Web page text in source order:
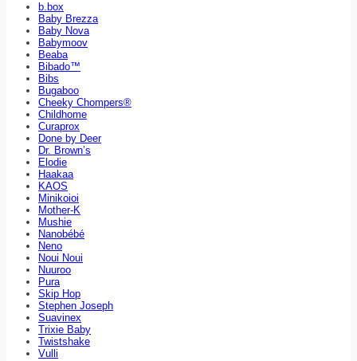
b.box
Baby Brezza
Baby Nova
Babymoov
Beaba
Bibado™
Bibs
Bugaboo
Cheeky Chompers®
Childhome
Curaprox
Done by Deer
Dr. Brown’s
Elodie
Haakaa
KAOS
Minikoioi
Mother-K
Mushie
Nanobébé
Neno
Noui Noui
Nuuroo
Pura
Skip Hop
Stephen Joseph
Suavinex
Trixie Baby
Twistshake
Vulli